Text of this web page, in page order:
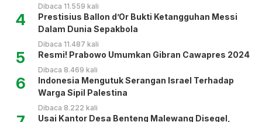
Dibaca 11.559 kali
4
Prestisius Ballon d’Or Bukti Ketangguhan Messi
Dalam Dunia Sepakbola
Dibaca 11.487 kali
5 Resmi! Prabowo Umumkan Gibran Cawapres 2024
Dibaca 8.469 kali
6
Indonesia Mengutuk Serangan Israel Terhadap
Warga Sipil Palestina
Dibaca 8.222 kali
Usai Kantor Desa Benteng Malewang Disegel,